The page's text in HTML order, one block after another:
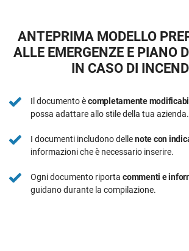
ANTEPRIMA MODELLO
ALLE EMERGENZE E PIANO
IN CASO DI
Il documento ècompletamente
possa adattare allo stile della tua azienda.
I documenti includono dellenote con
informazioni che è necessario inserire.
Ogni documento riporta commenti e
guidano durante la compilazione.